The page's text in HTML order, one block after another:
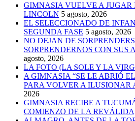
GIMNASIA VUELVE A JUGAR
LINCOLN 5 agosto, 2026
EL SELECCIONADO DE
SEGUNDA FASE 5 agosto, 2026
NO DEJAN DE
SORPRENDERNOS CON SUS
agosto, 2026
LA FOTO (LA SOLE Y LA
A GIMNASIA “SE LE ABRIÓ
PARA VOLVER A ILUSIONAR
2026
GIMNASIA RECIBE A
COMIENZO DE LA REVÁLIDA